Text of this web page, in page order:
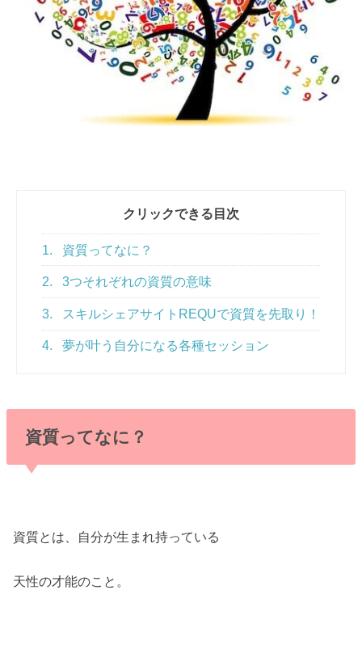
クリックできる目次
1. 資質ってなに？
2. 3つそれぞれの資質の意味
3. スキルシェアサイトREQUで資質を先取り！
4. 夢が叶う自分になる各種セッション
資質ってなに？
資質とは、自分が生まれ持っている
天性の才能のこと。